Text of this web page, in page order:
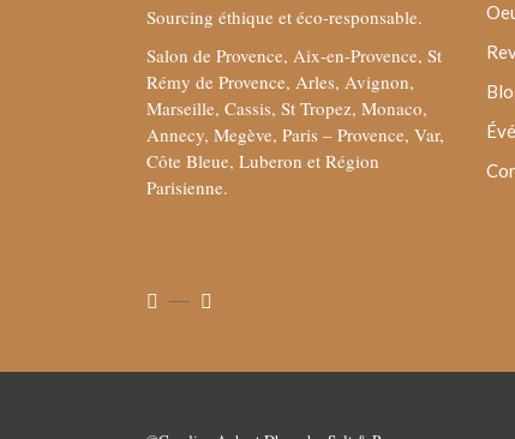
Sourcing éthique et éco-responsable.
Salon de Provence, Aix-en-Provence, St
Rémy de Provence, Arles, Avignon,
Marseille, Cassis, St Tropez, Monaco,
Annecy, Megève, Paris – Provence, Var,
Côte Bleue, Luberon et Région
Parisienne.